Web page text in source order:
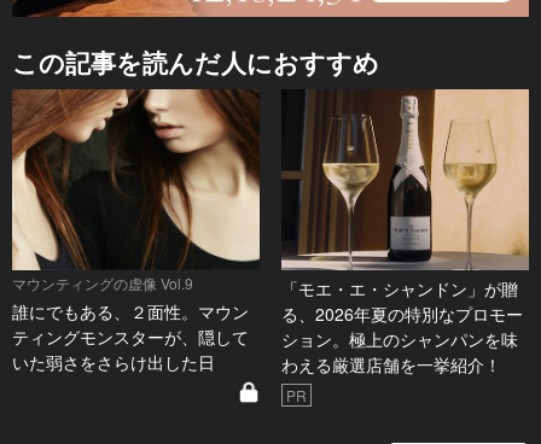
この記事を読んだ人におすすめ
マウンティングの虚像 Vol.9
誰にでもある、２面性。マウン
ティングモンスターが、隠して
いた弱さをさらけ出した日
「モエ・エ・シャンドン」が贈
る、2026年夏の特別なプロモー
ション。極上のシャンパンを味
わえる厳選店舗を一挙紹介！
PR